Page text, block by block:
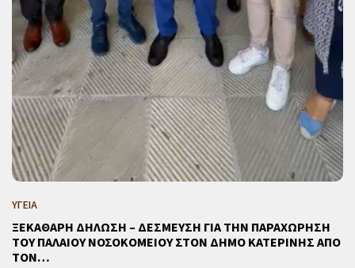
ΥΓΕΙΑ
ΞΕΚΑΘΑΡΗ ΔΗΛΩΣΗ – ΔΕΣΜΕΥΣΗ ΓΙΑ ΤΗΝ ΠΑΡΑΧΩΡΗΣΗ
ΤΟΥ ΠΑΛΑΙΟΥ ΝΟΣΟΚΟΜΕΙΟΥ ΣΤΟΝ ΔΗΜΟ ΚΑΤΕΡΙΝΗΣ ΑΠΟ
ΤΟΝ…